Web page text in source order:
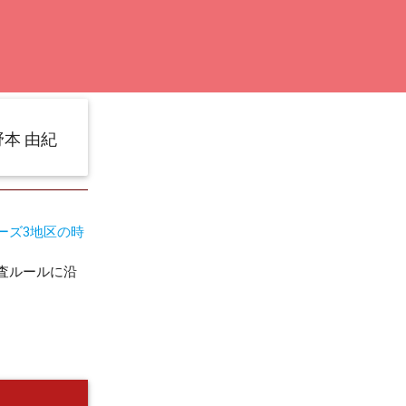
由紀
ズ3地区の時
ルールに沿